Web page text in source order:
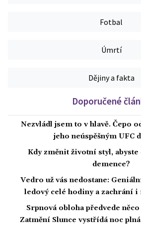
Fotbal
Úmrtí
Dějiny a fakta
Doporučené
Nezvládl jsem to v hlavě. Čepo
jeho neúspěšným UFC
Kdy změnit životní styl,
demence?
Vedro už vás nedostane:
ledový celé hodiny a zachrání i
Srpnová obloha předvede
Zatmění Slunce vystřídá noc